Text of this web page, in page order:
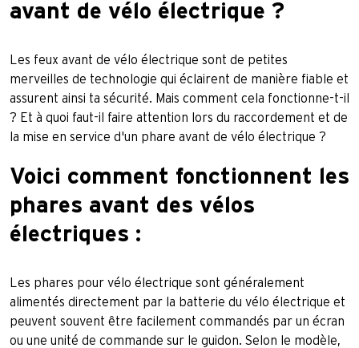
avant de vélo électrique ?
Les feux avant de vélo électrique sont de petites
merveilles de technologie qui éclairent de manière fiable et
assurent ainsi ta sécurité. Mais comment cela fonctionne-t-il
? Et à quoi faut-il faire attention lors du raccordement et de
la mise en service d'un phare avant de vélo électrique ?
Voici comment fonctionnent les
phares avant des vélos
électriques :
Les phares pour vélo électrique sont généralement
alimentés directement par la batterie du vélo électrique et
peuvent souvent être facilement commandés par un écran
ou une unité de commande sur le guidon. Selon le modèle,